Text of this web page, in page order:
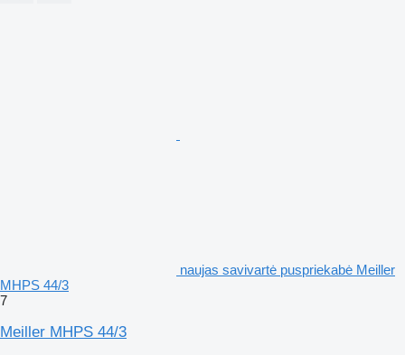
naujas savivartė puspriekabė Meiller
MHPS 44/3
7
Meiller MHPS 44/3